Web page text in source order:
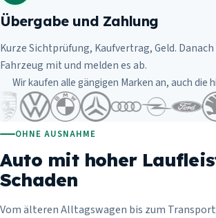
Übergabe und Zahlung
Kurze Sichtprüfung, Kaufvertrag, Geld.
Fahrzeug mit und melden es ab.
Wir kaufen alle gängigen Marken an, auch die
OHNE AUSNAHME
Auto mit hoher
Schaden
Vom älteren Alltagswagen bis zum